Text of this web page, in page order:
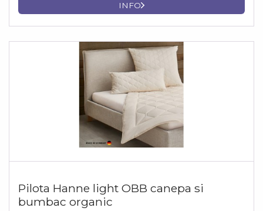
INFO
Pilota Hanne light OBB canepa si
bumbac organic